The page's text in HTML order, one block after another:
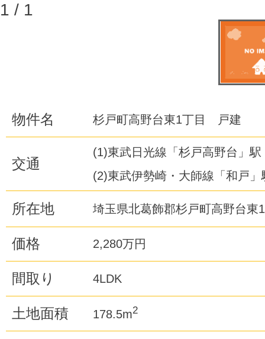
1 / 1
物件名 杉戸町高野台東1丁目 戸建
交通
(1)東武日光線「杉戸高野台」駅
(2)東武伊勢崎・大師線「和戸
所在地 埼玉県北葛飾郡杉戸町高野台東
価格 2,280万円
間取り 4LDK
土地面積 178.5m2